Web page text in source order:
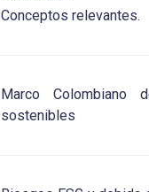
Conceptos relevantes.
Marco Colombiano
sostenibles